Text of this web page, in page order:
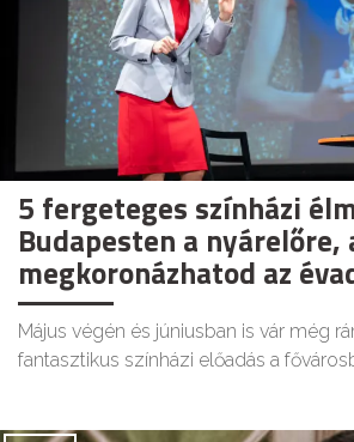
5 fergeteges színházi
Budapesten a nyárelőre,
megkoronázhatod az
Május végén és júniusban is vár még
fantasztikus színházi előadás a